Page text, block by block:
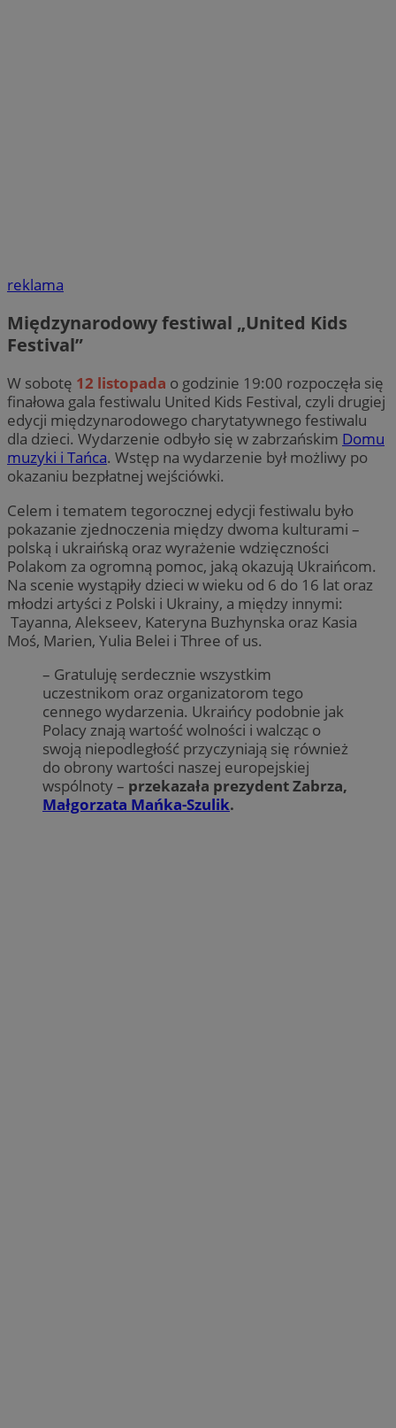
reklama
Międzynarodowy festiwal „United Kids
Festival”
W sobotę 12 listopada o godzinie 19:00 rozpoczęła się
finałowa gala festiwalu United Kids Festival, czyli drugiej
edycji międzynarodowego charytatywnego festiwalu
dla dzieci. Wydarzenie odbyło się w zabrzańskim Domu
muzyki i Tańca. Wstęp na wydarzenie był możliwy po
okazaniu bezpłatnej wejściówki.
Celem i tematem tegorocznej edycji festiwalu było
pokazanie zjednoczenia między dwoma kulturami –
polską i ukraińską oraz wyrażenie wdzięczności
Polakom za ogromną pomoc, jaką okazują Ukraińcom.
Na scenie wystąpiły dzieci w wieku od 6 do 16 lat oraz
młodzi artyści z Polski i Ukrainy, a między innymi:
Tayanna, Alekseev, Kateryna Buzhynska oraz Kasia
Moś, Marien, Yulia Belei i Three of us.
– Gratuluję serdecznie wszystkim
uczestnikom oraz organizatorom tego
cennego wydarzenia. Ukraińcy podobnie jak
Polacy znają wartość wolności i walcząc o
swoją niepodległość przyczyniają się również
do obrony wartości naszej europejskiej
wspólnoty – przekazała prezydent Zabrza,
Małgorzata Mańka-Szulik.